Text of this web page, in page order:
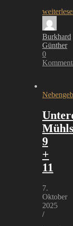
Burkhard
Günther
0
9
+
11
7.
Oktober
2025
/